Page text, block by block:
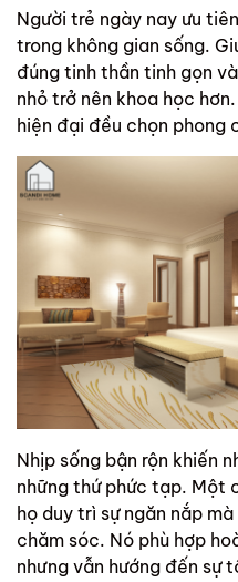
Người trẻ ngày nay ưu
trong không gian sống.
đúng tinh thần tinh gọn
nhỏ trở nên khoa học
hiện đại đều chọn phong
Nhịp sống bận rộn khiến
những thứ phức tạp. Một
họ duy trì sự ngăn nắp
chăm sóc. Nó phù hợp
nhưng vẫn hướng đến sự